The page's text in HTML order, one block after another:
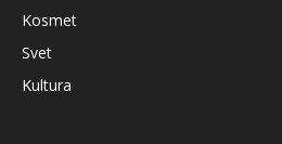
Kosmet
Svet
Kultura